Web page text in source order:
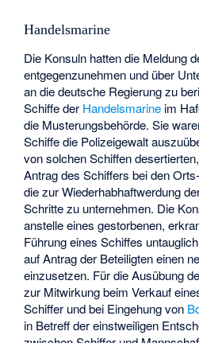
Handelsmarine
Die Konsuln hatten die Meldung
entgegenzunehmen und über
an die deutsche Regierung zu
Schiffe der Handelsmarine im
die Musterungsbehörde. Sie
Schiffe die Polizeigewalt
von solchen Schiffen
Antrag des Schiffers bei den
die zur Wiederhabhaftwerdung
Schritte zu unternehmen. Die
anstelle eines gestorbenen,
Führung eines Schiffes
auf Antrag der Beteiligten einen
einzusetzen. Für die Ausübung
zur Mitwirkung beim Verkauf
Schiffer und bei Eingehung von
in Betreff der einstweiligen